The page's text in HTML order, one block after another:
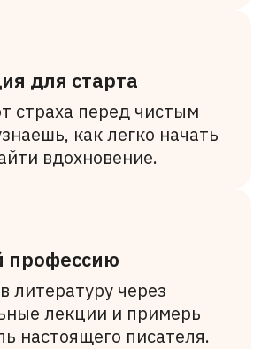
для старта
страха перед чистым
как легко начать
вдохновение.
профессию
литературу через
лекции и примерь
настоящего писателя.